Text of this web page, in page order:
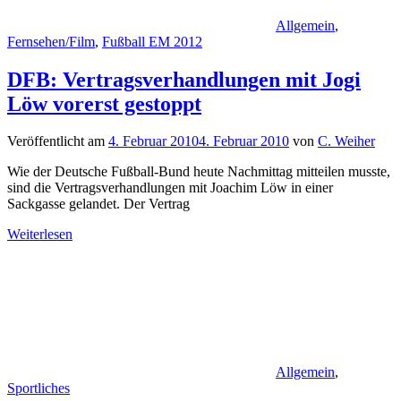
Allgemein,
Fernsehen/Film, Fußball EM 2012
DFB: Vertragsverhandlungen mit Jogi
Löw vorerst gestoppt
Veröffentlicht am 4. Februar 20104. Februar 2010 von C. Weiher
Wie der Deutsche Fußball-Bund heute Nachmittag mitteilen musste,
sind die Vertragsverhandlungen mit Joachim Löw in einer
Sackgasse gelandet. Der Vertrag
Weiterlesen
Allgemein,
Sportliches